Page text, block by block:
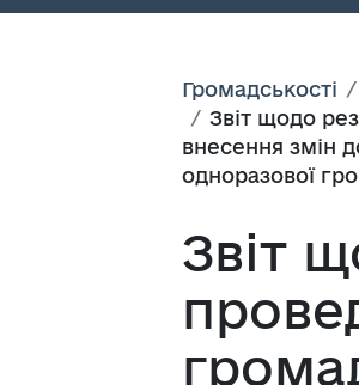
Громадськості
Звіт щодо
внесення змін
одноразової
Звіт